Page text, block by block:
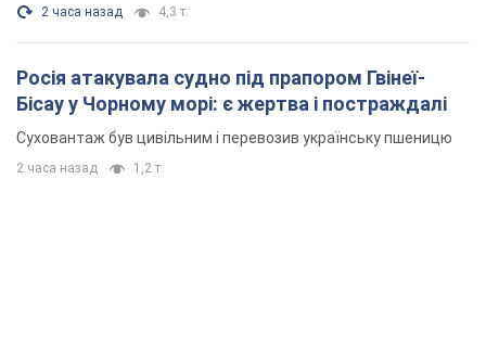
2 часа назад 4,3 т.
Росія атакувала судно під прапором Гвінеї-
Бісау у Чорному морі: є жертва і постраждалі
Суховантаж був цивільним і перевозив українську пшеницю
2 часа назад 1,2 т.